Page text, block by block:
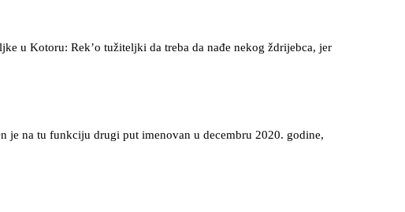
u Kotoru: Rek’o tužiteljki da treba da nađe nekog ždrijebca, jer
je na tu funkciju drugi put imenovan u decembru 2020. godine,